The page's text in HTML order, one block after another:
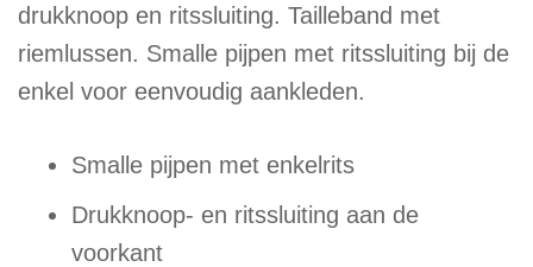
drukknoop en ritssluiting. Tailleband met
riemlussen. Smalle pijpen met ritssluiting bij de
enkel voor eenvoudig aankleden.
Smalle pijpen met enkelrits
Drukknoop- en ritssluiting aan de
voorkant